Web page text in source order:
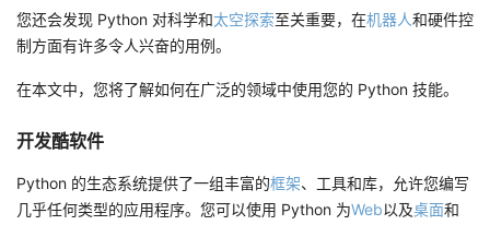
您还会发现 Python 对科学和太空探索至关重要，在机器人和硬件控
制方面有许多令人兴奋的用例。
在本文中，您将了解如何在广泛的领域中使用您的 Python 技能。
开发酷软件
Python 的生态系统提供了一组丰富的框架、工具和库，允许您编写
几乎任何类型的应用程序。您可以使用 Python 为Web以及桌面和